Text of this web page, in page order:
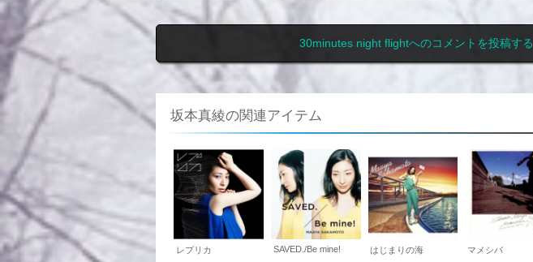
30minutes night flightへのコメントを投稿する
坂本真綾の関連アイテム
レプリカ SAVED./Be mine! はじまりの海 マメシバ